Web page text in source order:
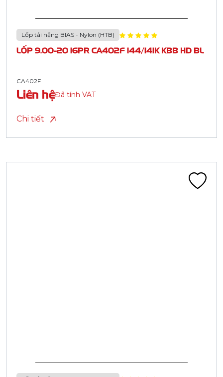
Lốp tải nặng BIAS - Nylon (HTB)
LỐP 9.00-20 16PR CA402F 144/141K KBB HD BL
CA402F
Liên hệĐã tính VAT
Chi tiết